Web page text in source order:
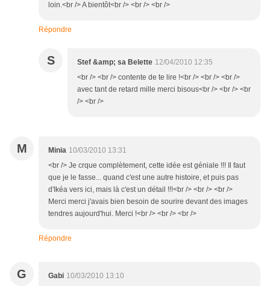
loin.<br /> A bientôt<br /> <br /> <br />
Répondre
S Stef &amp; sa Belette 12/04/2010 12:35
<br /> <br /> contente de te lire !<br /> <br /> <br />
avec tant de retard mille merci bisous<br /> <br /> <br
/> <br />
M Minia 10/03/2010 13:31
<br /> Je crque complètement, cette idée est géniale !!! Il faut
que je le fasse... quand c'est une autre histoire, et puis pas
d'Ikéa vers ici, mais là c'est un détail !!!<br /> <br /> <br />
Merci merci j'avais bien besoin de sourire devant des images
tendres aujourd'hui. Merci !<br /> <br /> <br />
Répondre
G Gabi 10/03/2010 13:10